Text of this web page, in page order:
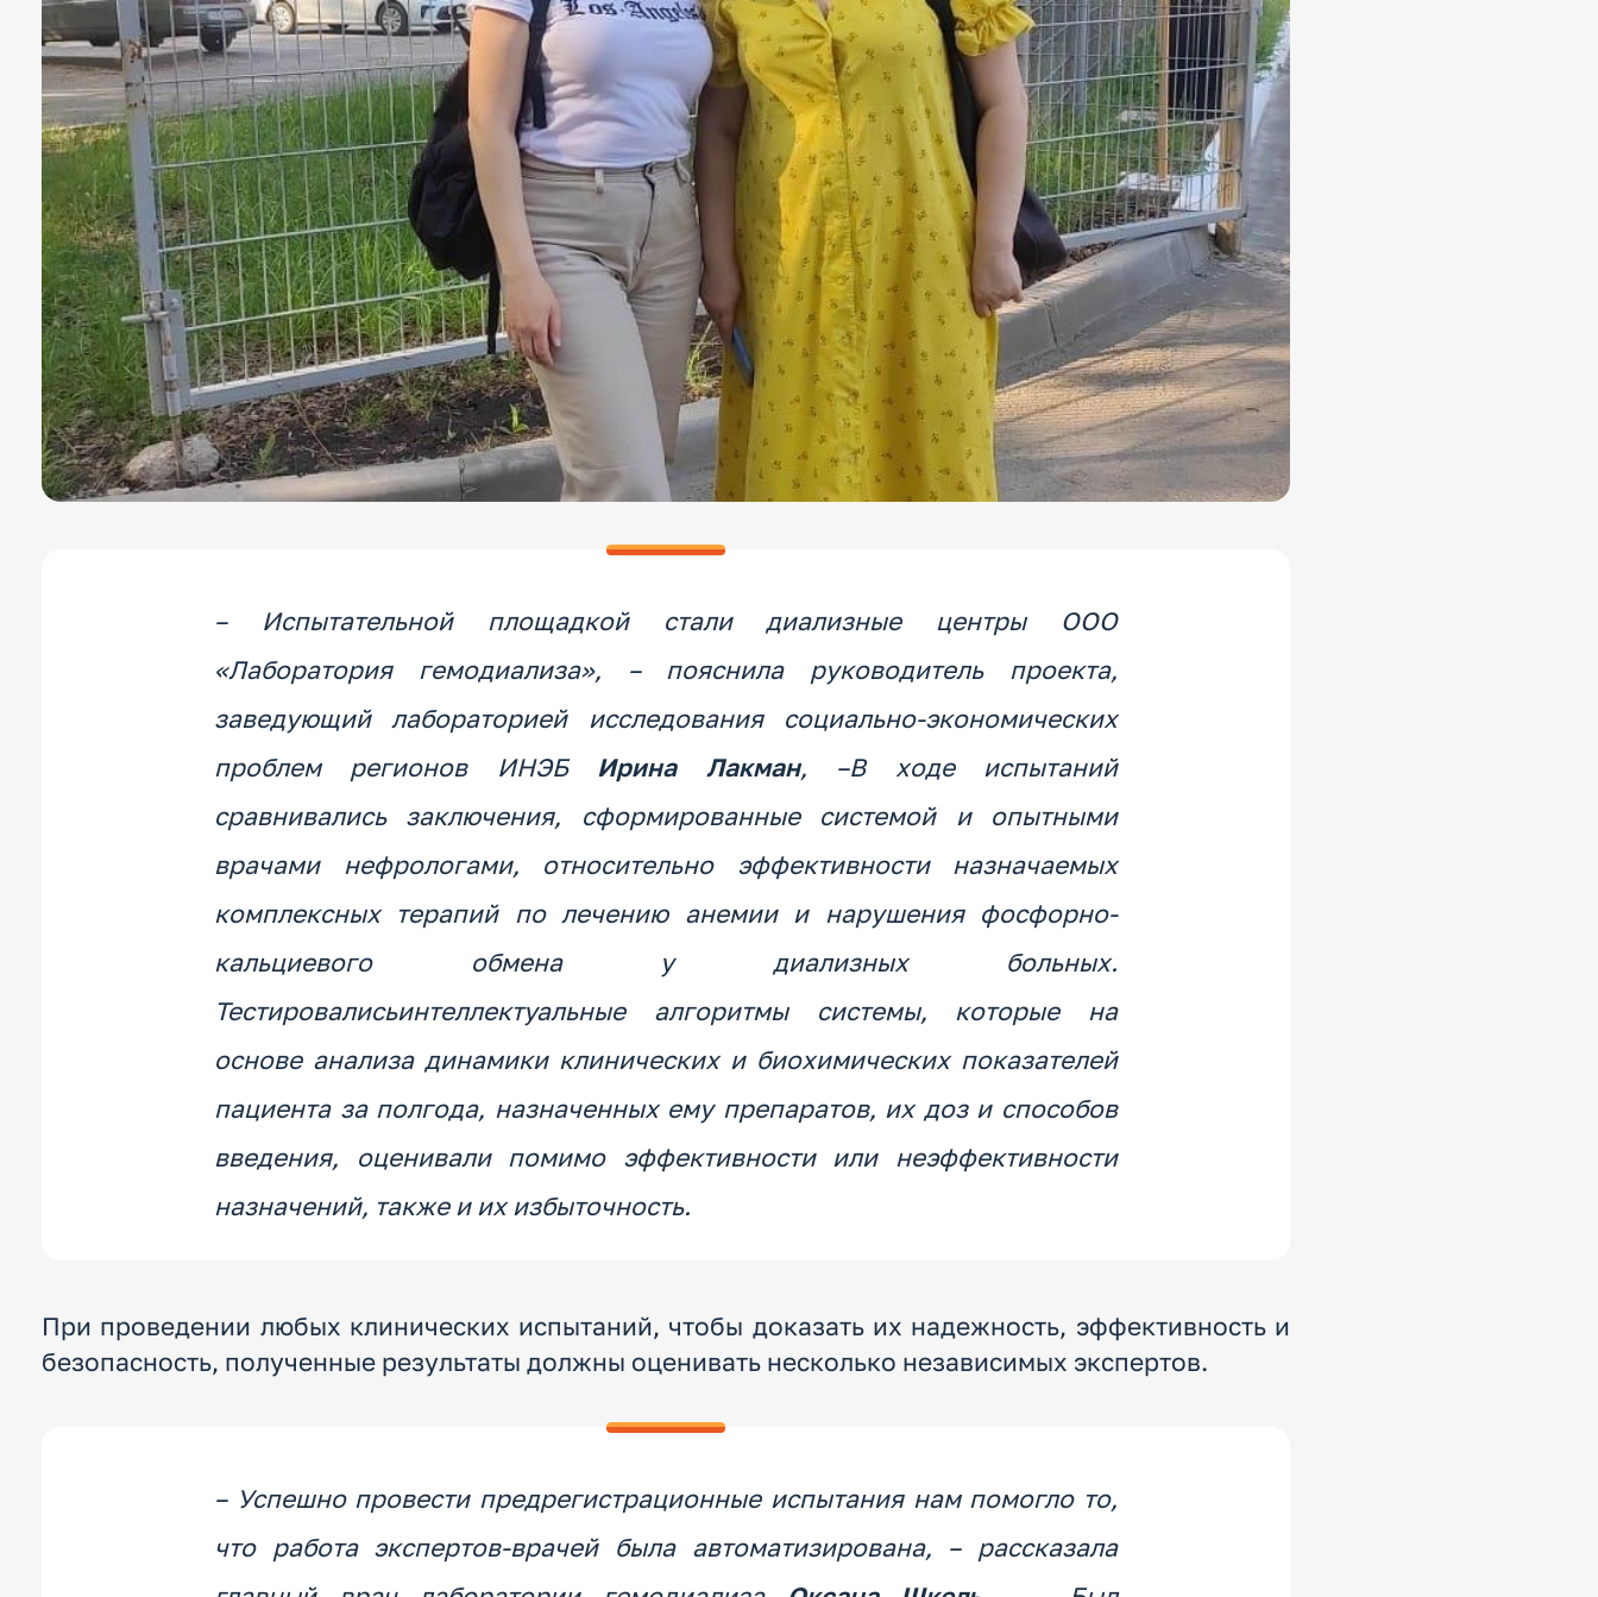
– Испытательной площадкой стали диализные центры ООО
«Лаборатория гемодиализа», – пояснила руководитель проекта,
заведующий лабораторией исследования социально-экономических
проблем регионов ИНЭБ Ирина Лакман, –В ходе испытаний
сравнивались заключения, сформированные системой и опытными
врачами нефрологами, относительно эффективности назначаемых
комплексных терапий по лечению анемии и нарушения фосфорно-
кальциевого обмена у диализных больных.
Тестировалисьинтеллектуальные алгоритмы системы, которые на
основе анализа динамики клинических и биохимических показателей
пациента за полгода, назначенных ему препаратов, их доз и способов
введения, оценивали помимо эффективности или неэффективности
назначений, также и их избыточность.
При проведении любых клинических испытаний, чтобы доказать их надежность, эффективность и
безопасность, полученные результаты должны оценивать несколько независимых экспертов.
– Успешно провести предрегистрационные испытания нам помогло то,
что работа экспертов-врачей была автоматизирована, – рассказала